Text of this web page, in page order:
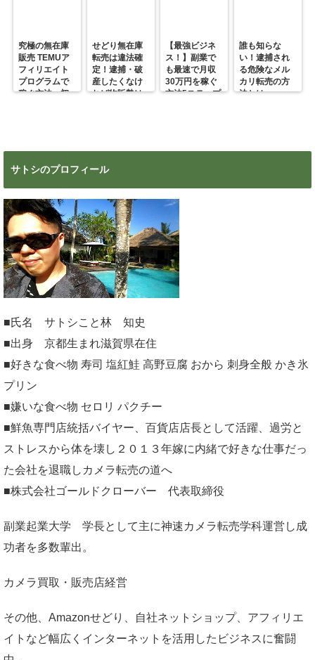
究極の無在庫
販売 TEMUア
フィリエイト
プログラムで
稼ぐ方法 初
せどり無在庫
転売は違法確
定！逮捕・破
産したくなけ
れば物販勢は
【最強ビジネ
ス！】副業で
も最速で月収
30万円を稼ぐ
方法5ステップ
誰も知らな
い！逮捕され
る危険なメル
カリ転売の方
法とは
サトシのプロフィール
■氏名 サトシこと林 知史
■出身 京都生まれ滋賀県在住
■好きな食べ物 寿司 塩紅鮭 高野豆腐 おから 刺身全般 かき氷
プリン
■嫌いな食べ物 セロリ パクチー
■鮮魚専門店統括バイヤー、百貨店店長として活躍、過労と
ストレスから体を壊し２０１３年嫁に内緒で好きな仕事だっ
た会社を退職しカメラ転売の道へ
■株式会社ゴールドクローバー 代表取締役
副業起業大学 学長として主に神速カメラ転売学科運営し成
功者を多数輩出。
カメラ買取・販売店経営
その他、Amazonせどり、自社ネットショップ、アフィリエ
イトなど幅広くインターネットを活用したビジネスに奮闘